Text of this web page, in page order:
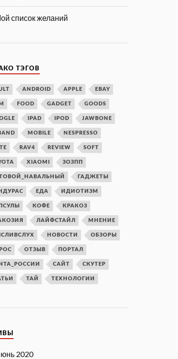
список желаний
ТЭГОВ
ANDROID APPLE EBAY
FOOD GADGET GOODS
IPAD IPOD JAWBONE
MOBILE NESPRESSO
RAV4 REVIEW SOFT
XIAOMI ЗОЗПП
ГАДЖЕТЫ
ЕДА ИДИОТИЗМ
КОФЕ КРАКОЗ
ЛАЙФСТАЙЛ МНЕНИЕ
НОВОСТИ ОБЗОРЫ
ОТЗЫВ ПОРТАЛ
САЙТ СКУТЕР
ТАЙ ТЕХНОЛОГИИ
2020